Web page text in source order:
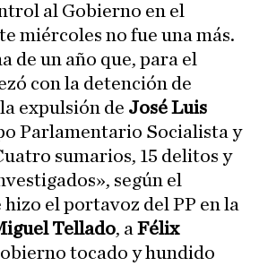
al Gobierno en el
miércoles no fue una más.
de un año que, para el
con la detención de
expulsión de José Luis
Parlamentario Socialista y
sumarios, 15 delitos y
según el
el portavoz del PP en la
Tellado, a Félix
tocado y hundido